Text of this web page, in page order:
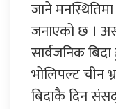
जाने
जनाएको छ ।
सार्वजनिक
भोलिपल्ट चीन
बिदाकै दिन